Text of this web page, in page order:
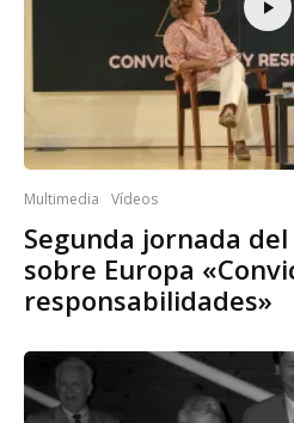
Multimedia Vídeos
Segunda jornada del
sobre Europa
responsabilidades»